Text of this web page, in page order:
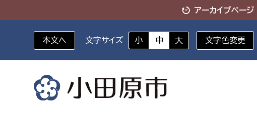
アーカイブページ
本文へ 文字サイズ 小 中 大 文字色変更